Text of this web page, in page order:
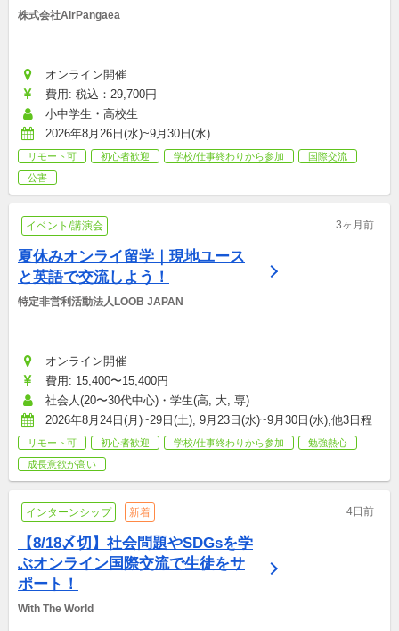
株式会社AirPangaea
オンライン開催
費用: 税込：29,700円
小中学生・高校生
2026年8月26日(水)~9月30日(水)
リモート可 初心者歓迎 学校/仕事終わりから参加
国際交流
公害
イベント/講演会 3ヶ月前
夏休みオンライ留学｜現地ユース
と英語で交流しよう！
特定非営利活動法人LOOB JAPAN
オンライン開催
費用: 15,400〜15,400円
社会人(20〜30代中心)・学生(高, 大, 専)
2026年8月24日(月)~29日(土), 9月23日(水)~9月30日(水),他3日程
リモート可 初心者歓迎 学校/仕事終わりから参加
勉強熱心
成長意欲が高い
インターンシップ 新着 4日前
【8/18〆切】社会問題やSDGsを学
ぶオンライン国際交流で生徒をサ
ポート！
With The World